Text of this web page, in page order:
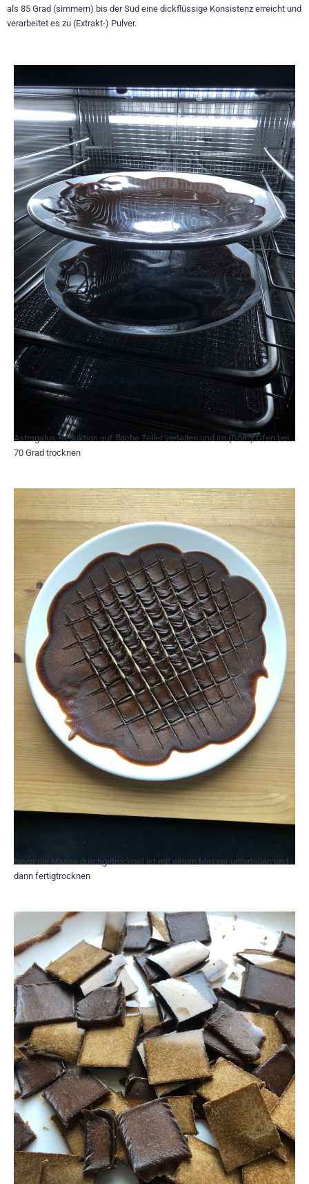
als 85 Grad (simmern) bis der Sud eine dickflüssige Konsistenz erreicht und
verarbeitet es zu (Extrakt-) Pulver.
Astragalus-Reduktion auf flache Teller verteilen und im (Dörr-) Ofen bei
70 Grad trocknen
bevor die Masse durchgetrocknet ist mit einem Messer unterteilen und
dann fertigtrocknen